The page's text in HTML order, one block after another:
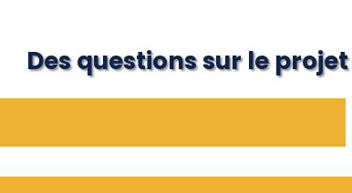
Des questions sur le